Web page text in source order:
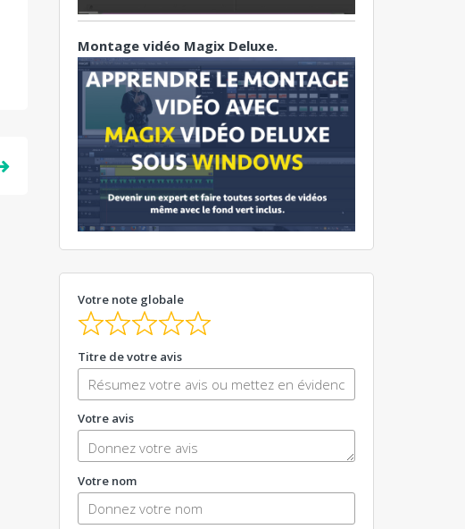
Montage vidéo Magix Deluxe.
Votre note globale
Titre de votre avis
Votre avis
Votre nom